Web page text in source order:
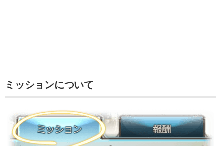
ミッションについて